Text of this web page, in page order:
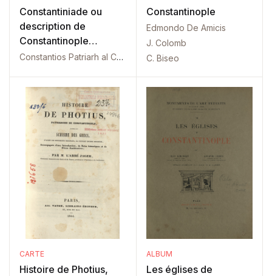
Constantiniade ou
description de
Constantinople
ancienne et moderneConstantios Patriarh al Constantinopolului
Constantinople
Edmondo De Amicis
J. Colomb
C. Biseo
CARTE
Histoire de Photius,
ALBUM
Les églises de